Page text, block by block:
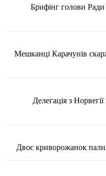
Брифінг голови
Мешканці Карачунів
Делегація з
Двоє криворожанок